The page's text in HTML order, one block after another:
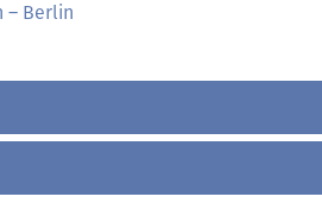
– Berlin